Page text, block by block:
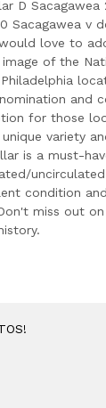
D Sacagawea
Sacagawea v
love to
of the
and
for those
variety
is a must-
condition
miss out